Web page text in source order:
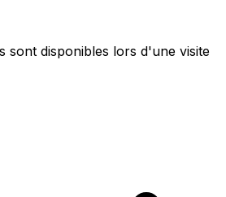
sont disponibles lors d'une visite